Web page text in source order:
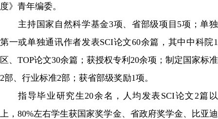
度》青年编委。
主持国家自然科学基金3项、省部级项目5项；单独
第一或单独通讯作者发表SCI论文60余篇，其中中科院1
区、TOP论文30余篇；获授权专利20余项；制定国家标准
2部、行业标准2部；获省部级奖励1项。
指导毕业研究生20余名，人均发表SCI论文2篇以
上，80%左右学生获国家奖学金、省政府奖学金、比亚迪